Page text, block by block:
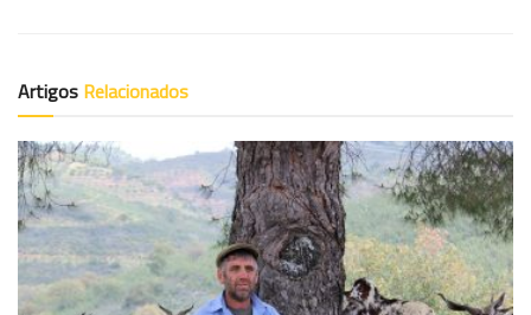
Artigos Relacionados